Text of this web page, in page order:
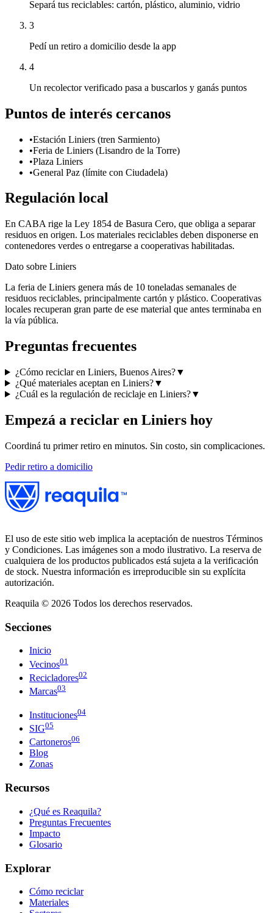
Separá tus reciclables: cartón, plástico, aluminio, vidrio
3
Pedí un retiro a domicilio desde la app
4
Un recolector verificado pasa a buscarlos y ganás puntos
Puntos de interés cercanos
•Estación Liniers (tren Sarmiento)
•Feria de Liniers (Lisandro de la Torre)
•Plaza Liniers
•General Paz (límite con Ciudadela)
Regulación local
En CABA rige la Ley 1854 de Basura Cero, que obliga a separar
residuos en origen. Los materiales reciclables deben disponerse en
contenedores verdes o entregarse a cooperativas habilitadas.
Dato sobre Liniers
La feria de Liniers genera más de 10 toneladas semanales de
residuos reciclables, principalmente cartón y plástico. Cooperativas
locales recuperan gran parte de ese material que antes terminaba en
la vía pública.
Preguntas frecuentes
¿Cómo reciclar en Liniers, Buenos Aires?▼
¿Qué materiales aceptan en Liniers?▼
¿Cuál es la regulación de reciclaje en Liniers?▼
Empezá a reciclar en Liniers hoy
Coordiná tu primer retiro en minutos. Sin costo, sin complicaciones.
Pedir retiro a domicilio
El uso de este sitio web implica la aceptación de nuestros Términos
y Condiciones. Las imágenes son a modo ilustrativo. La reserva de
cualquiera de los productos publicados está sujeta a la verificación
de stock. Nuestra información es irreproducible sin su explícita
autorización.
Reaquila © 2026 Todos los derechos reservados.
Secciones
Inicio
Vecinos01
Recicladores02
Marcas03
Instituciones04
SIG05
Cartoneros06
Blog
Zonas
Recursos
¿Qué es Reaquila?
Preguntas Frecuentes
Impacto
Glosario
Explorar
Cómo reciclar
Materiales